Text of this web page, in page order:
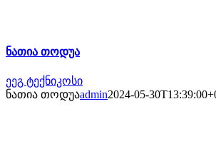
ნათია თოდუა
ეეგ ტექნიკოსი
ნათია თოდუაadmin2024-05-